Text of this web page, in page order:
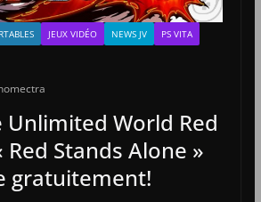
JEUX VIDÉO NEWS JV
PS VITA
Unlimited World Red
Red Stands Alone »
gratuitement!